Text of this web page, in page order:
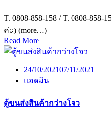
T. 0808-858-158 / T. 0808-858-
ค่ะ) (more…)
Read More
24/10/202107/11/2021
แอดมิน
ตู้ขนส่งสินค้ากว่างโจว